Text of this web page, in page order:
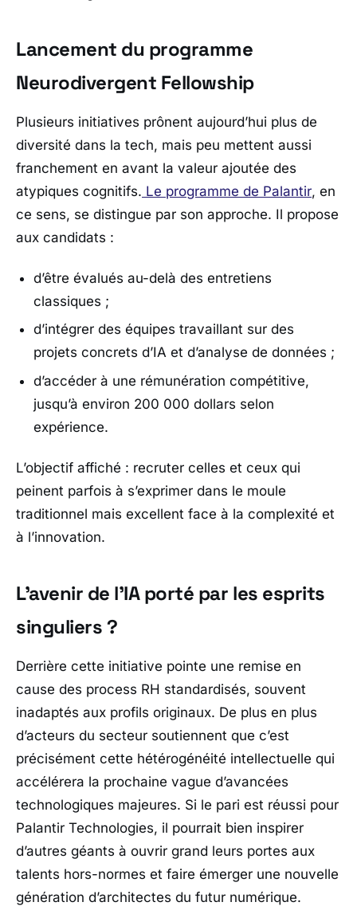
Lancement du programme
Neurodivergent Fellowship
Plusieurs initiatives prônent aujourd’hui plus de
diversité dans la tech, mais peu mettent aussi
franchement en avant la valeur ajoutée des
atypiques cognitifs. Le programme de Palantir, en
ce sens, se distingue par son approche. Il propose
aux candidats :
d’être évalués au-delà des entretiens
classiques ;
d’intégrer des équipes travaillant sur des
projets concrets d’IA et d’analyse de données ;
d’accéder à une rémunération compétitive,
jusqu’à environ 200 000 dollars selon
expérience.
L’objectif affiché : recruter celles et ceux qui
peinent parfois à s’exprimer dans le moule
traditionnel mais excellent face à la complexité et
à l’innovation.
L’avenir de l’IA porté par les esprits
singuliers ?
Derrière cette initiative pointe une remise en
cause des process RH standardisés, souvent
inadaptés aux profils originaux. De plus en plus
d’acteurs du secteur soutiennent que c’est
précisément cette hétérogénéité intellectuelle qui
accélérera la prochaine vague d’avancées
technologiques majeures. Si le pari est réussi pour
Palantir Technologies, il pourrait bien inspirer
d’autres géants à ouvrir grand leurs portes aux
talents hors-normes et faire émerger une nouvelle
génération d’architectes du futur numérique.